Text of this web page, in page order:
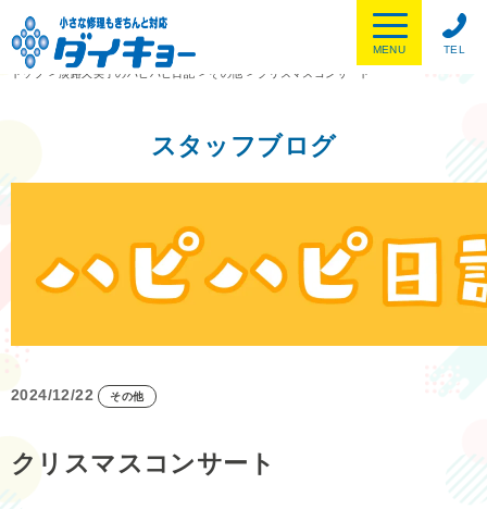
TEL
MENU
トップ
> 淡路久美子のハピハピ日記 > その他 > クリスマスコンサート
スタッフブログ
2024/12/22 その他
クリスマスコンサート